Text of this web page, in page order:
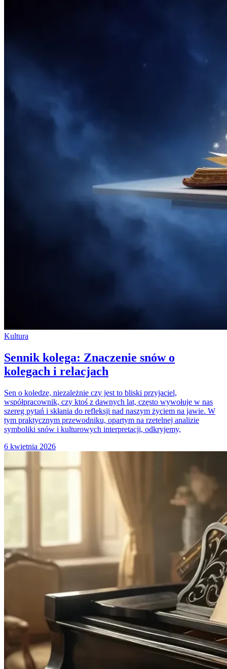
Kultura
Sennik kolega: Znaczenie snów o
kolegach i relacjach
Sen o koledze, niezależnie czy jest to bliski przyjaciel,
współpracownik, czy ktoś z dawnych lat, często wywołuje w nas
szereg pytań i skłania do refleksji nad naszym życiem na jawie. W
tym praktycznym przewodniku, opartym na rzetelnej analizie
symboliki snów i kulturowych interpretacji, odkryjemy,
6 kwietnia 2026